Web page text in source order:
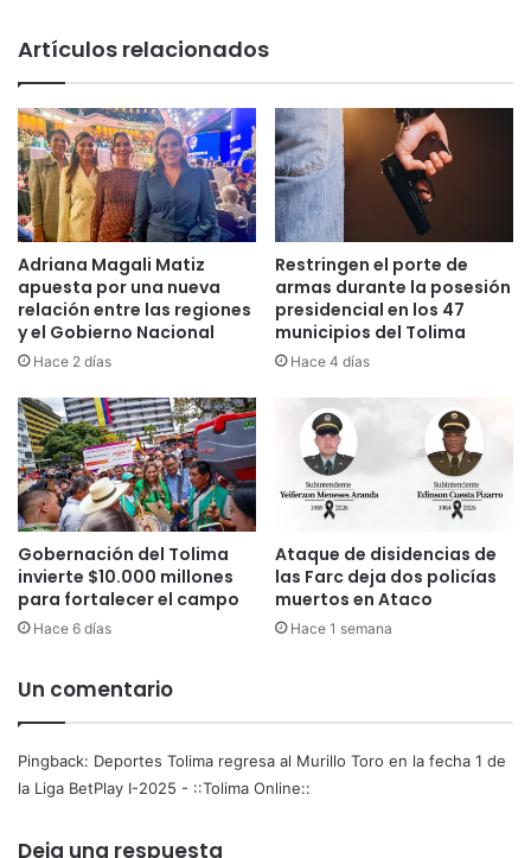
l
a
F
C
,
d
e
t
i
d
o
o
r
i
m
p
l
i
c
a
c
n
e
n
d
a
r
e
g
r
e
s
a
a
l
M
u
r
l
l
o
T
o
r
o
e
n
l
f
c
h
a
e
Artículos relacionados
Adriana Magali Matiz
apuesta por una nueva
relación entre las regiones
y el Gobierno Nacional
Hace 2 días
Restringen el porte de
armas durante la posesión
presidencial en los 47
municipios del Tolima
Hace 4 días
Gobernación del Tolima
invierte $10.000 millones
para fortalecer el campo
Hace 6 días
Ataque de disidencias de
las Farc deja dos policías
muertos en Ataco
Hace 1 semana
Un comentario
Pingback: Deportes Tolima regresa al Murillo Toro en la fecha 1 de
la Liga BetPlay I-2025 - ::Tolima Online::
Deja una respuesta